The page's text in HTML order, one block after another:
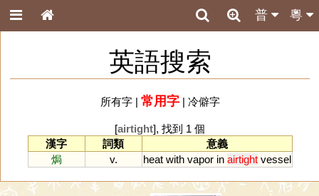
粵
普
英語搜索
所有字| 常用字| 冷僻字
[airtight], 找到 1 個
漢字
詞類
意義
焗
v. heat with vapor in airtight vessel